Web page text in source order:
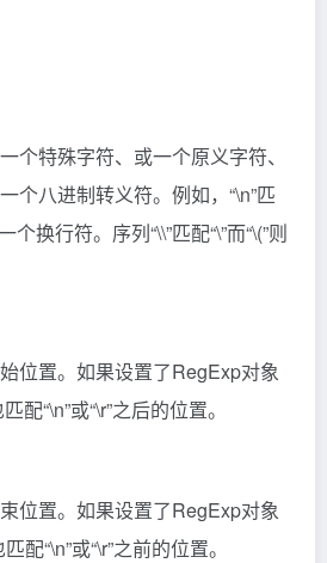
个特殊字符、或一个原义字符、
个八进制转义符。例如，“\n”匹
个换行符。序列“\\”匹配“\”而“\(”则
位置。如果设置了RegExp对象
“\n”或“\r”之后的位置。
位置。如果设置了RegExp对象
配“\n”或“\r”之前的位置。